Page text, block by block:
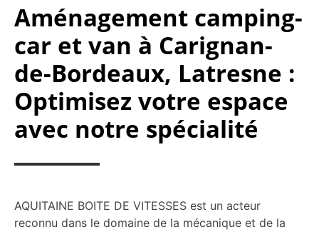
Aménagement camping-
car et van à Carignan-
de-Bordeaux, Latresne :
Optimisez votre espace
avec notre spécialité
AQUITAINE BOITE DE VITESSES est un acteur
reconnu dans le domaine de la mécanique et de la